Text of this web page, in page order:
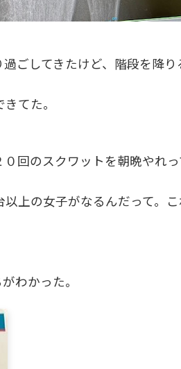
ごしてきたけど、階段を降り
てた。
回のスクワットを朝晩やれ
上の女子がなるんだって。
わかった。